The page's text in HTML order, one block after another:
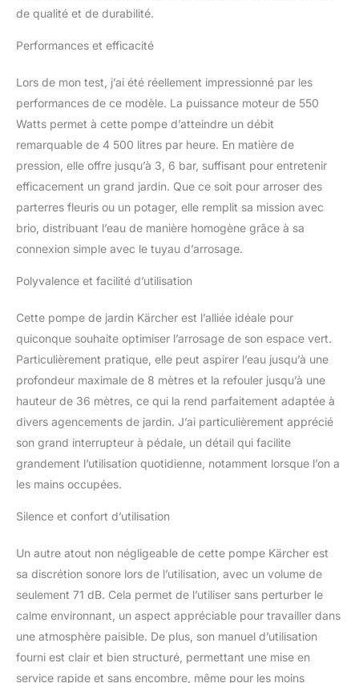
de qualité et de durabilité.
Performances et efficacité
Lors de mon test, j’ai été réellement impressionné par les
performances de ce modèle. La puissance moteur de 550
Watts permet à cette pompe d’atteindre un débit
remarquable de 4 500 litres par heure. En matière de
pression, elle offre jusqu’à 3, 6 bar, suffisant pour entretenir
efficacement un grand jardin. Que ce soit pour arroser des
parterres fleuris ou un potager, elle remplit sa mission avec
brio, distribuant l’eau de manière homogène grâce à sa
connexion simple avec le tuyau d’arrosage.
Polyvalence et facilité d’utilisation
Cette pompe de jardin Kärcher est l’alliée idéale pour
quiconque souhaite optimiser l’arrosage de son espace vert.
Particulièrement pratique, elle peut aspirer l’eau jusqu’à une
profondeur maximale de 8 mètres et la refouler jusqu’à une
hauteur de 36 mètres, ce qui la rend parfaitement adaptée à
divers agencements de jardin. J’ai particulièrement apprécié
son grand interrupteur à pédale, un détail qui facilite
grandement l’utilisation quotidienne, notamment lorsque l’on a
les mains occupées.
Silence et confort d’utilisation
Un autre atout non négligeable de cette pompe Kärcher est
sa discrétion sonore lors de l’utilisation, avec un volume de
seulement 71 dB. Cela permet de l’utiliser sans perturber le
calme environnant, un aspect appréciable pour travailler dans
une atmosphère paisible. De plus, son manuel d’utilisation
fourni est clair et bien structuré, permettant une mise en
service rapide et sans encombre, même pour les moins